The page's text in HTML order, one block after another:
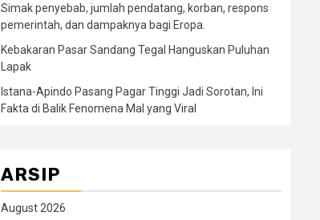
Simak penyebab, jumlah pendatang, korban, respons
pemerintah, dan dampaknya bagi Eropa.
Kebakaran Pasar Sandang Tegal Hanguskan Puluhan
Lapak
Istana-Apindo Pasang Pagar Tinggi Jadi Sorotan, Ini
Fakta di Balik Fenomena Mal yang Viral
ARSIP
August 2026